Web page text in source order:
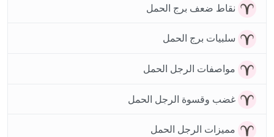
نقاط ضعف برج الحمل
سلبيات برج الحمل
مواصفات الرجل الحمل
غضب وقسوة الرجل الحمل
مميزات الرجل الحمل